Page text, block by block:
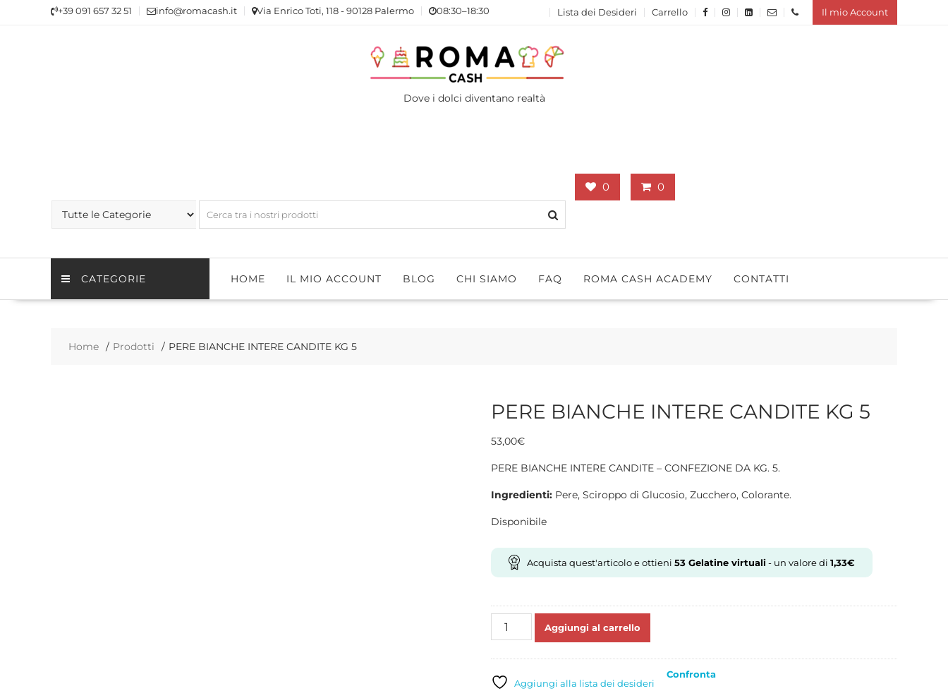
+39 091 657 32 51 info@romacash.it Via Enrico Toti, 118 - 90128 Palermo 08:30–18:30 Lista dei Desideri Carrello Il mio Account
Dove i dolci diventano realtà
0 0
CATEGORIE HOME IL MIO ACCOUNT BLOG CHI SIAMO FAQ ROMA CASH ACADEMY CONTATTI
Home Prodotti PERE BIANCHE INTERE CANDITE KG 5
PERE BIANCHE INTERE CANDITE KG 5
53,00€
PERE BIANCHE INTERE CANDITE – CONFEZIONE DA KG. 5.
Ingredienti: Pere, Sciroppo di Glucosio, Zucchero, Colorante.
Disponibile
Acquista quest'articolo e ottieni 53 Gelatine virtuali- un valore di 1,33€
PERE
KG
Aggiungi al carrello
Aggiungi alla lista dei desideri
Confronta